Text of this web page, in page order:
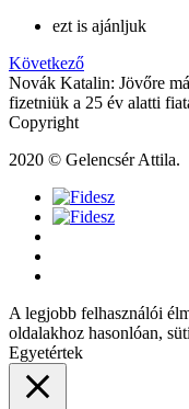
ezt is ajánljuk
Következő
Novák Katalin: Jövőre
fizetniük a 25 év alatti
Copyright
2020 © Gelencsér Attila.
A legjobb felhasználói
oldalakhoz hasonlóan,
Egyetértek